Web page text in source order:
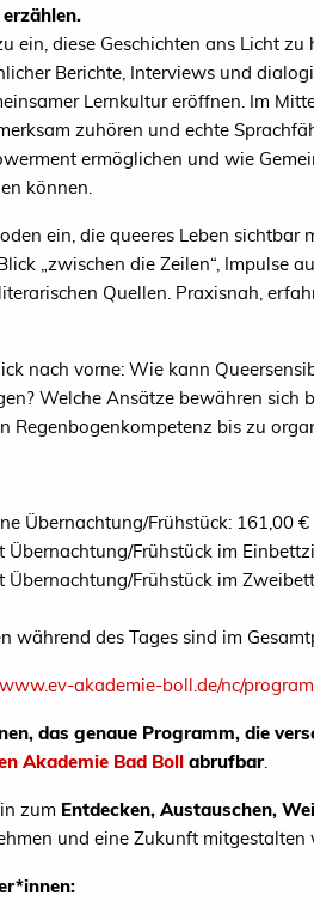
ein, diese Geschichten ans Licht
Berichte, Interviews und
Lernkultur eröffnen. Im
zuhören und echte
ermöglichen und wie
können.
ein, die queeres Leben sichtbar
„zwischen die Zeilen“, Impulse
Quellen. Praxisnah,
nach vorne: Wie kann
Welche Ansätze bewähren
Regenbogenkompetenz bis zu
Übernachtung/Frühstück: 161,00 €
Übernachtung/Frühstück im
Übernachtung/Frühstück im
während des Tages sind im
akademie-boll.de/nc/
das genaue Programm, die
Akademie Bad Boll abrufbar.
zum Entdecken, Austauschen,
und eine Zukunft